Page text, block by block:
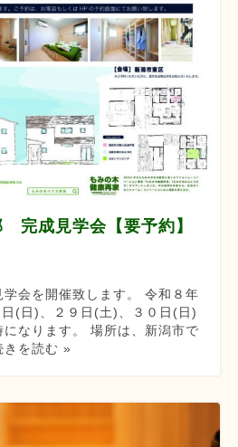
成見学会【要予約】
学会を開催致します。 令和８年
(日)、２９日(土)、３０日(日)
なります。 場所は、新潟市で
を読む »